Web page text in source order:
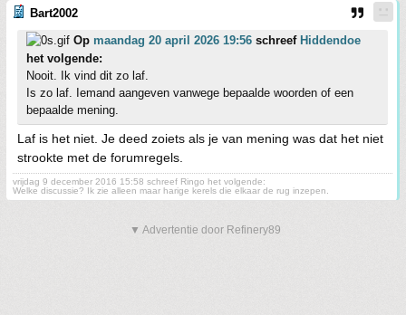
Bart2002
Op maandag 20 april 2026 19:56 schreef Hiddendoe
het volgende:
Nooit. Ik vind dit zo laf.
Is zo laf. Iemand aangeven vanwege bepaalde woorden of een
bepaalde mening.
Laf is het niet. Je deed zoiets als je van mening was dat het niet
strookte met de forumregels.
vrijdag 9 december 2016 15:58 schreef Ringo het volgende:
Welke discussie? Ik zie alleen maar harige kerels die elkaar de rug inzepen.
▼ Advertentie door Refinery89